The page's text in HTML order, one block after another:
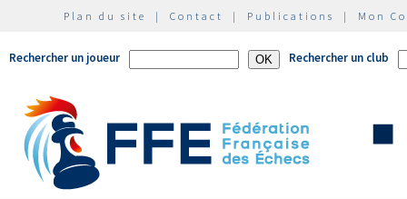
Plan du site | Contact | Publications | Mon
Rechercher un joueur Rechercher un club